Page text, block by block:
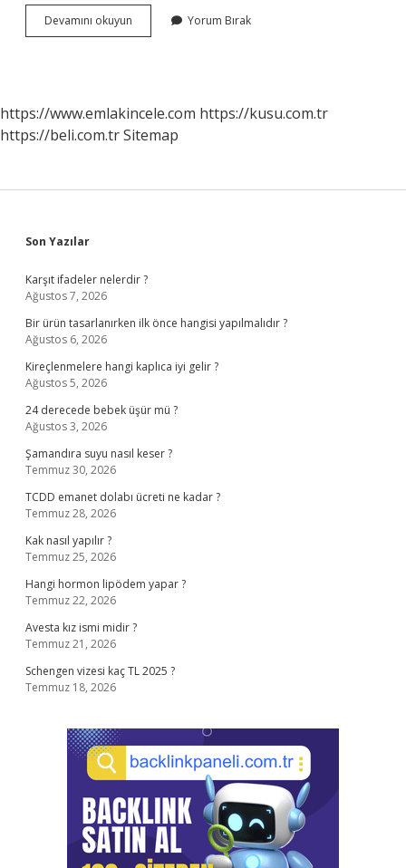
Devamını okuyun
Anlam
Yorum Bırak
https://www.emlakincele.com https://kusu.com.tr
https://beli.com.trSitemap
Sidebar
Son Yazılar
Karşıt ifadeler nelerdir ?
Ağustos 7, 2026
Bir ürün tasarlanırken ilk önce hangisi yapılmalıdır ?
Ağustos 6, 2026
Kireçlenmelere hangi kaplıca iyi gelir ?
Ağustos 5, 2026
24 derecede bebek üşür mü ?
Ağustos 3, 2026
Şamandıra suyu nasıl keser ?
Temmuz 30, 2026
TCDD emanet dolabı ücreti ne kadar ?
Temmuz 28, 2026
Kak nasıl yapılır ?
Temmuz 25, 2026
Hangi hormon lipödem yapar ?
Temmuz 22, 2026
Avesta kız ismi midir ?
Temmuz 21, 2026
Schengen vizesi kaç TL 2025 ?
Temmuz 18, 2026